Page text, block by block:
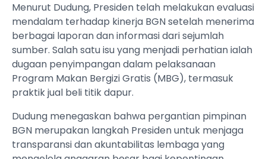
Menurut Dudung, Presiden telah melakukan evaluasi
mendalam terhadap kinerja BGN setelah menerima
berbagai laporan dan informasi dari sejumlah
sumber. Salah satu isu yang menjadi perhatian ialah
dugaan penyimpangan dalam pelaksanaan
Program Makan Bergizi Gratis (MBG), termasuk
praktik jual beli titik dapur.
Dudung menegaskan bahwa pergantian pimpinan
BGN merupakan langkah Presiden untuk menjaga
transparansi dan akuntabilitas lembaga yang